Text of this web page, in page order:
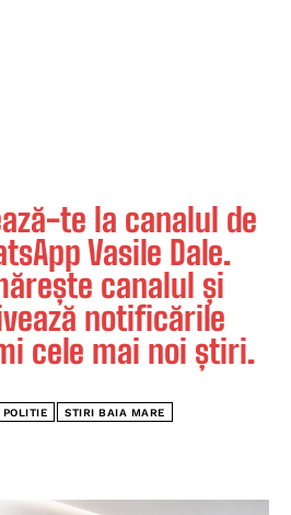
te la canalul de
Vasile Dale.
canalul și
notificările
cele mai noi știri.
POLITIE STIRI BAIA MARE